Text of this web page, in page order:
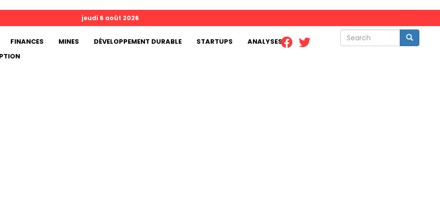
Search Search
jeudi 6 août 2026
FINANCES MINES DÉVELOPPEMENT DURABLE STARTUPS
ANALYSES